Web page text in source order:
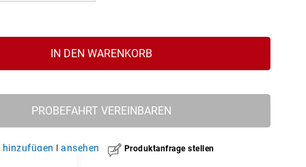
IN DEN WARENKORB
PROBEFAHRT VEREINBAREN
hinzufügen | ansehen Produktanfrage stellen